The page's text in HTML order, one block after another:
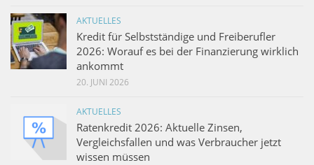
AKTUELLES
Kredit für Selbstständige und Freiberufler
2026: Worauf es bei der Finanzierung wirklich
ankommt
20. JUNI 2026
AKTUELLES
Ratenkredit 2026: Aktuelle Zinsen,
Vergleichsfallen und was Verbraucher jetzt
wissen müssen